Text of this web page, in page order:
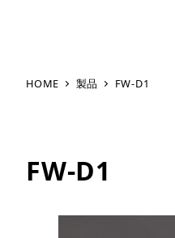
HOME 製品 FW-D1
FW-D1